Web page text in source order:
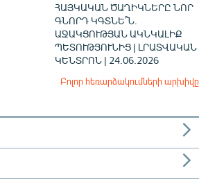
ՀԱՅԿԱԿԱՆ ԾԱՂԻԿՆԵՐԸ ՆՈՐ
ԳՆՈՐԴ ԿԳՏՆԵ՞Ն.
ԱՋԱԿՑՈՒԹՅԱՆ ԱԿՆԿԱԼԻՔ
ՊԵՏՈՒԹՅՈՒՆԻՑ | ԼՐԱՏՎԱԿԱՆ
ԿԵՆՏՐՈՆ | 24.06.2026
Բոլոր հեռարձակումների արխիվը